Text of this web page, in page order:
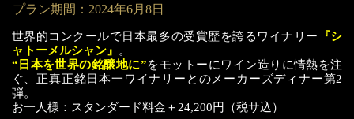
プラン期間：2024年6月8日
世界的コンクールで日本最多の受賞歴を誇るワイナリー
『シ
ャトーメルシャン』
。
“日本を世界の銘醸地に”をモットーにワイン造りに情熱を注
ぐ、正真正銘日本一ワイナリーとのメーカーズディナー第2
弾。
お一人様：スタンダード料金＋24,200円（税サ込）